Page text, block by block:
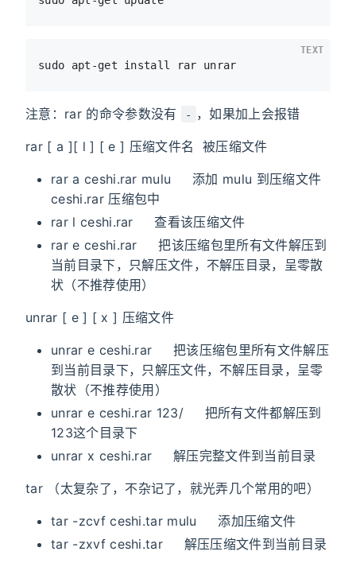
TEXT
注意：rar 的命令参数没有 - ，如果加上会报错
rar [ a ][ l ] [ e ] 压缩文件名 被压缩文件
rar a ceshi.rar mulu 添加 mulu 到压缩文件
ceshi.rar 压缩包中
rar l ceshi.rar 查看该压缩文件
rar e ceshi.rar 把该压缩包里所有文件解压到
当前目录下，只解压文件，不解压目录，呈零散
状（不推荐使用）
unrar [ e ] [ x ] 压缩文件
unrar e ceshi.rar 把该压缩包里所有文件解压
到当前目录下，只解压文件，不解压目录，呈零
散状（不推荐使用）
unrar e ceshi.rar 123/ 把所有文件都解压到
123这个目录下
unrar x ceshi.rar 解压完整文件到当前目录
tar （太复杂了，不杂记了，就光弄几个常用的吧）
tar -zcvf ceshi.tar mulu 添加压缩文件
tar -zxvf ceshi.tar 解压压缩文件到当前目录